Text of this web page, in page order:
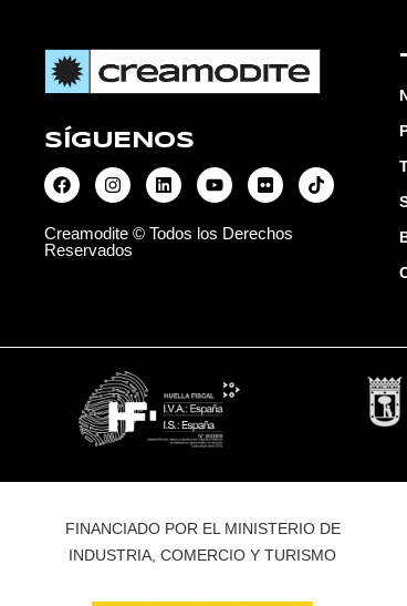
SÍGUENOS
Creamodite © Todos los Derechos
Reservados
FINANCIADO POR EL MINISTERIO DE
INDUSTRIA, COMERCIO Y TURISMO